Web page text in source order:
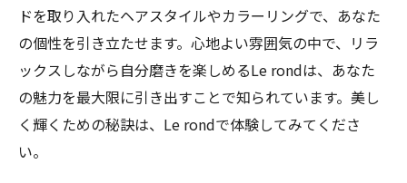
ドを取り入れたヘアスタイルやカラーリングで、あなた
の個性を引き立たせます。心地よい雰囲気の中で、リラ
ックスしながら自分磨きを楽しめるLe rondは、あなた
の魅力を最大限に引き出すことで知られています。美し
く輝くための秘訣は、Le rondで体験してみてくださ
い。